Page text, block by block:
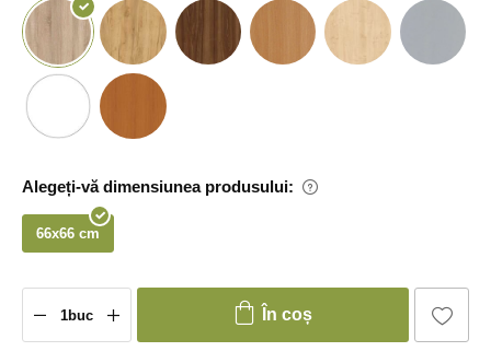
Alegeți-vă dimensiunea produsului:
66x66 cm
În coș